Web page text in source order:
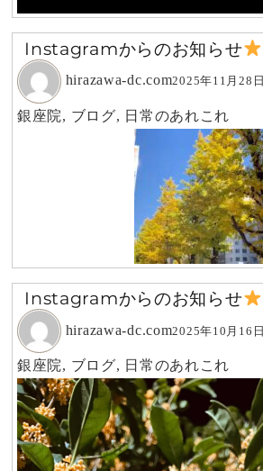
Instagramからのお知らせ
hirazawa-dc.com2025年11月28日
銀座院, ブログ, 日常のあれこれ
Instagramからのお知らせ
hirazawa-dc.com2025年10月16日
銀座院, ブログ, 日常のあれこれ